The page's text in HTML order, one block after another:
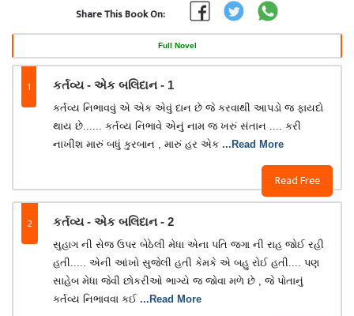
Share This Book On:
Full Novel
1 કર્તવ્ય - એક બલિદાન - 1
Read Free
કર્તવ્ય નિભાવવું એ એક એવું દાન છે જે કરવાથી આપડો જ ફાયદો
થાય છે...... કર્તવ્ય નિભાવે એનું નામ જ ખરું સંતાન .... કરી
નાખીશ મારું બધું કુરબાન , મારું હર એક ...Read More
2 કર્તવ્ય - એક બલિદાન - 2
સુહાગ ની સેજ ઉપર બેઠેલી મેધા એના પતિ જગા ની રાહ જોઈ રહી
હતી..... એની આંખો સુજેલી હતી કેમકે એ બહુ રોઈ હતી.... પણ
સાહેબ મેધા જેવી છોકરીઓ ભાગ્યે જ જોવા મળે છે , જે પોતાનું
કર્તવ્ય નિભાવવા કઈ ...Read More